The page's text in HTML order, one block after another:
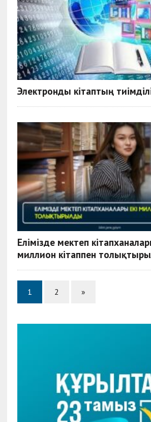
Электронды кітаптың
Елімізде мектеп
миллион кітаппен
1 2 »